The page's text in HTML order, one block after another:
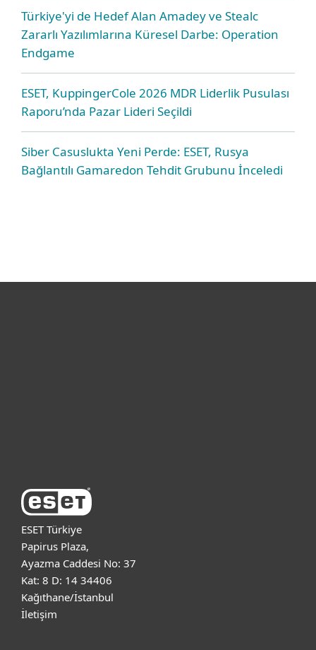
Türkiye'yi de Hedef Alan Amadey ve Stealc
Zararlı Yazılımlarına Küresel Darbe: Operation
Endgame
ESET, KuppingerCole 2026 MDR Liderlik Pusulası
Raporu’nda Pazar Lideri Seçildi
Siber Casuslukta Yeni Perde: ESET, Rusya
Bağlantılı Gamaredon Tehdit Grubunu İnceledi
ESET Türkiye
Papirus Plaza,
Ayazma Caddesi No: 37
Kat: 8 D: 14 34406
Kağıthane/İstanbul
İletişim